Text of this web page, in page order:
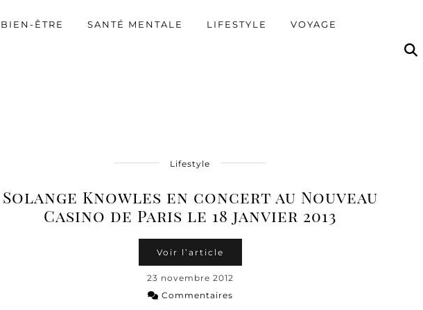
BIEN-ÊTRE SANTÉ MENTALE LIFESTYLE VOYAGE
Lifestyle
Solange Knowles en concert au Nouveau
Casino de Paris le 18 janvier 2013
Voir l’article
23 novembre 2012
Commentaires